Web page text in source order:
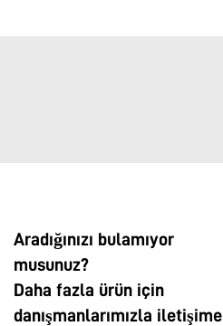
Aradığınızı bulamıyor
musunuz?
Daha fazla ürün için
danışmanlarımızla iletişime